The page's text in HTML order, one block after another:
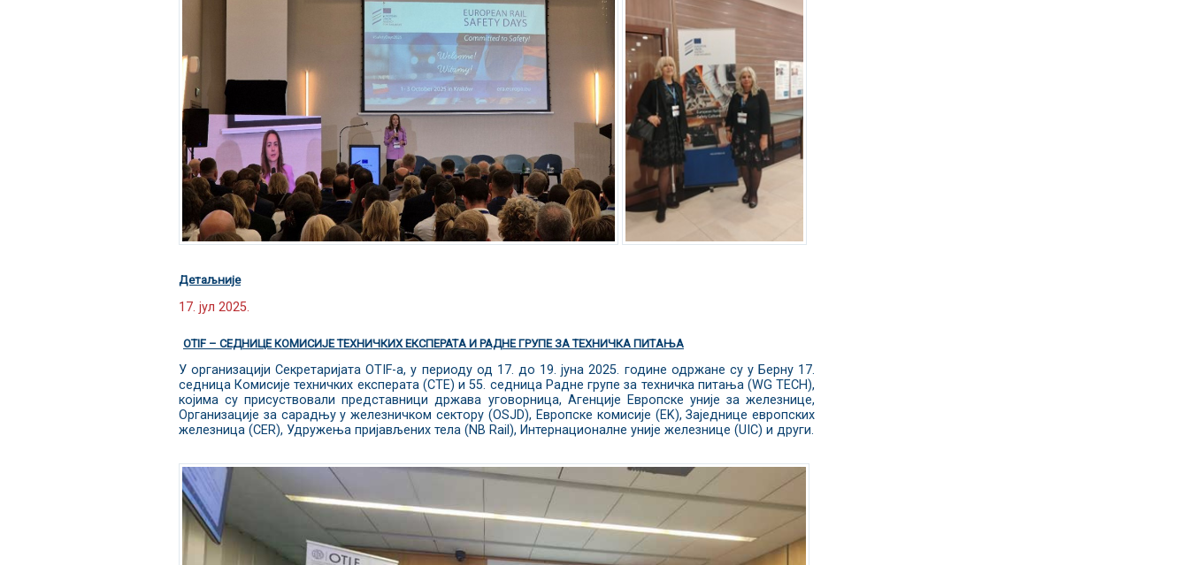
Детаљније
17. јул 2025.
ОTIF – СЕДНИЦЕ КОМИСИЈЕ ТЕХНИЧКИХ ЕКСПЕРАТА И РАДНЕ ГРУПЕ ЗА ТЕХНИЧКА ПИТАЊА
У организацији Секретаријата OTIF-a, у периоду од 17. до 19. јуна 2025. године одржане су у Берну 17.
седница Комисије техничких експерата (СТЕ) и 55. седница Радне групе за техничка питања (WG TECH),
којима су присуствовали представници држава уговорница, Агенције Европске уније за железнице,
Организације за сарадњу у железничком сектору (OSJD), Европске комисије (EK), Заједнице европских
железница (CER), Удружења пријављених тела (NB Rail), Интернационалне уније железнице (UIC) и други.